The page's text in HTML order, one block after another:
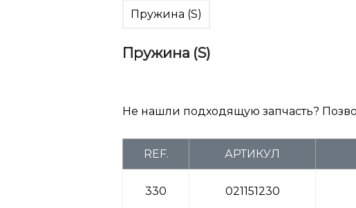
Пружина (S)
Пружина (S)
Не нашли подходящую запчасть?
REF. АРТИКУЛ
330 021151230